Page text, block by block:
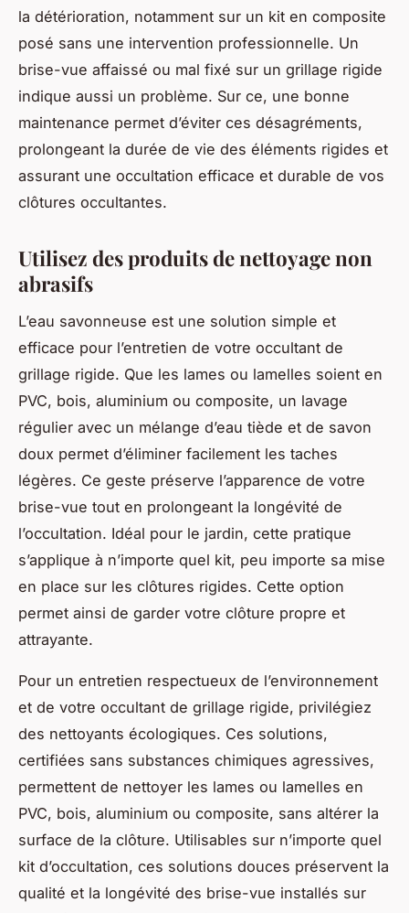
la détérioration, notamment sur un kit en composite
posé sans une intervention professionnelle. Un
brise-vue affaissé ou mal fixé sur un grillage rigide
indique aussi un problème. Sur ce, une bonne
maintenance permet d’éviter ces désagréments,
prolongeant la durée de vie des éléments rigides et
assurant une occultation efficace et durable de vos
clôtures occultantes.
Utilisez des produits de nettoyage non
abrasifs
L’eau savonneuse est une solution simple et
efficace pour l’entretien de votre occultant de
grillage rigide. Que les lames ou lamelles soient en
PVC, bois, aluminium ou composite, un lavage
régulier avec un mélange d’eau tiède et de savon
doux permet d’éliminer facilement les taches
légères. Ce geste préserve l’apparence de votre
brise-vue tout en prolongeant la longévité de
l’occultation. Idéal pour le jardin, cette pratique
s’applique à n’importe quel kit, peu importe sa mise
en place sur les clôtures rigides. Cette option
permet ainsi de garder votre clôture propre et
attrayante.
Pour un entretien respectueux de l’environnement
et de votre occultant de grillage rigide, privilégiez
des nettoyants écologiques. Ces solutions,
certifiées sans substances chimiques agressives,
permettent de nettoyer les lames ou lamelles en
PVC, bois, aluminium ou composite, sans altérer la
surface de la clôture. Utilisables sur n’importe quel
kit d’occultation, ces solutions douces préservent la
qualité et la longévité des brise-vue installés sur